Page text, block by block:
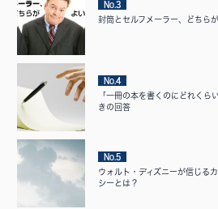
No.3
封筒とセルフメーラー、どちら
No.4
「一冊の本を書くのにどれくら
きの回答
No.5
ウォルト・ディズニーが信じる
シーとは？